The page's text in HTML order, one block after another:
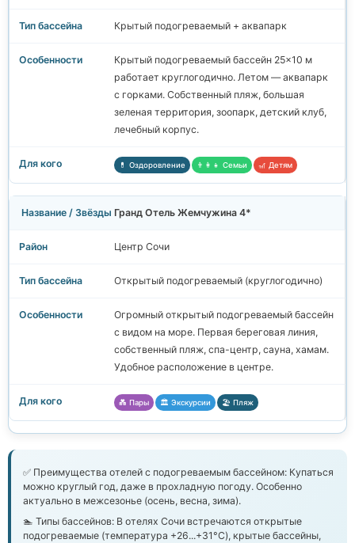
Крытый подогреваемый + аквапарк
Крытый подогреваемый бассейн 25×10 м
работает круглогодично. Летом — аквапарк
с горками. Собственный пляж, большая
зеленая территория, зоопарк, детский клуб,
лечебный корпус.
💊 Оздоровление 👨‍👩‍👧 Семьи 🎢 Детям
Гранд Отель Жемчужина 4*
Центр Сочи
Открытый подогреваемый (круглогодично)
Огромный открытый подогреваемый бассейн
с видом на море. Первая береговая линия,
собственный пляж, спа-центр, сауна, хамам.
Удобное расположение в центре.
💑 Пары 🏛️ Экскурсии 🏖️ Пляж
✅ Преимущества отелей с подогреваемым бассейном: Купаться
можно круглый год, даже в прохладную погоду. Особенно
актуально в межсезонье (осень, весна, зима).
🏊 Типы бассейнов: В отелях Сочи встречаются открытые
подогреваемые (температура +26...+31°C), крытые бассейны,